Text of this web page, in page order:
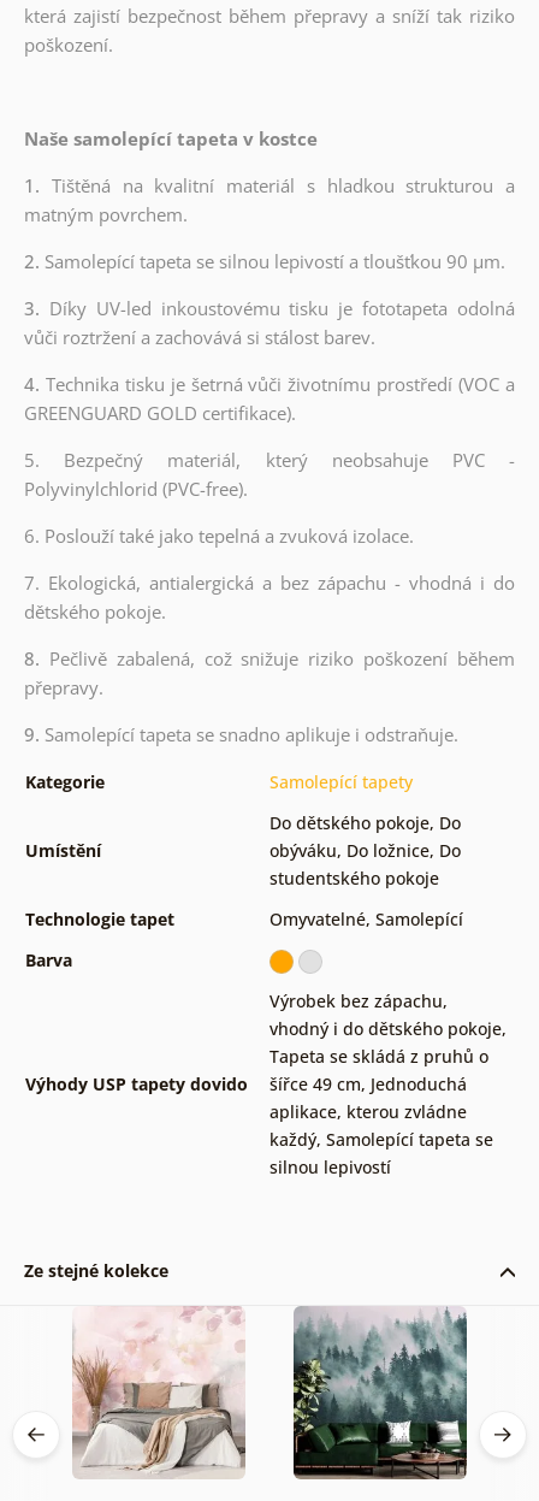
která zajistí bezpečnost během přepravy a sníží tak riziko
poškození.
Naše samolepící tapeta v kostce
1. Tištěná na kvalitní materiál s hladkou strukturou a
matným povrchem.
2. Samolepící tapeta se silnou lepivostí a tloušťkou 90 µm.
3. Díky UV-led inkoustovému tisku je fototapeta odolná
vůči roztržení a zachovává si stálost barev.
4. Technika tisku je šetrná vůči životnímu prostředí (VOC a
GREENGUARD GOLD certifikace).
5. Bezpečný materiál, který neobsahuje PVC -
Polyvinylchlorid (PVC-free).
6. Poslouží také jako tepelná a zvuková izolace.
7. Ekologická, antialergická a bez zápachu - vhodná i do
dětského pokoje.
8. Pečlivě zabalená, což snižuje riziko poškození během
přepravy.
9. Samolepící tapeta se snadno aplikuje i odstraňuje.
Kategorie Samolepící tapety
Umístění
Do dětského pokoje, Do
obýváku, Do ložnice, Do
studentského pokoje
Technologie tapet
Omyvatelné, Samolepící
Barva
Výhody USP tapety dovido
Výrobek bez zápachu,
vhodný i do dětského pokoje,
Tapeta se skládá z pruhů o
šířce 49 cm, Jednoduchá
aplikace, kterou zvládne
každý, Samolepící tapeta se
silnou lepivostí
Ze stejné kolekce